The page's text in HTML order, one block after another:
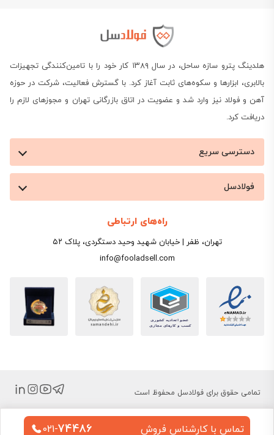
هلدینگ پترو سازه ساحل، در سال ۱۳۸۹ کار خود را با تامین‌کنندگی تجهیزات
بالابری، ابزارها و سکوه‌های ثابت آغاز کرد. با گسترش فعالیت، شرکت در حوزه
آهن و فولاد نیز وارد شد و عضویت در اتاق بازرگانی تهران و مجوزهای لازم را
دریافت کرد.
دسترسی سریع
فولادسل
راه‌های ارتباطی
تهران، ظفر | خیابان شهید وحید دستگردی، پلاک ۵۲
info@fooladsell.com
تمامی حقوق برای فولادسل محفوظ است
تماس با کارشناس فروش 021-74486